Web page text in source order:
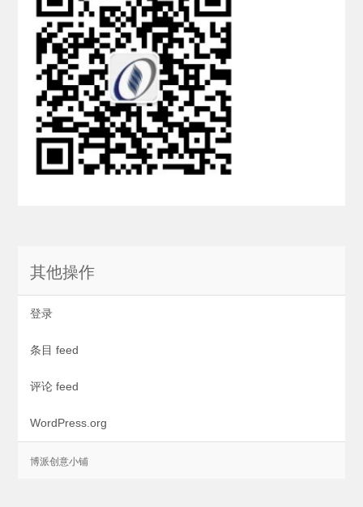
其他操作
登录
条目 feed
评论 feed
WordPress.org